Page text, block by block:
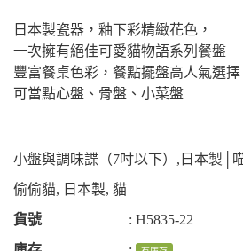
日本製瓷器，釉下彩精緻花色，
一次擁有絕佳可愛貓物語系列餐盤
豐富餐桌色彩，餐點擺盤高人氣選擇
可當點心盤、骨盤、小菜盤
小盤與調味諜（7吋以下） , 日本製│
偷偷貓, 日本製, 貓
貨號
: H5835-22